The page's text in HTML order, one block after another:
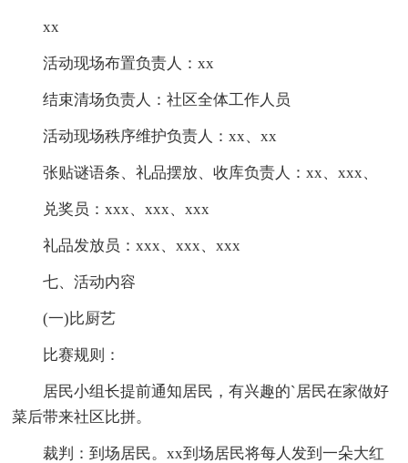
xx
活动现场布置负责人：xx
结束清场负责人：社区全体工作人员
活动现场秩序维护负责人：xx、xx
张贴谜语条、礼品摆放、收库负责人：xx、xxx、
兑奖员：xxx、xxx、xxx
礼品发放员：xxx、xxx、xxx
七、活动内容
(一)比厨艺
比赛规则：
居民小组长提前通知居民，有兴趣的`居民在家做好
菜后带来社区比拼。
裁判：到场居民。xx到场居民将每人发到一朵大红